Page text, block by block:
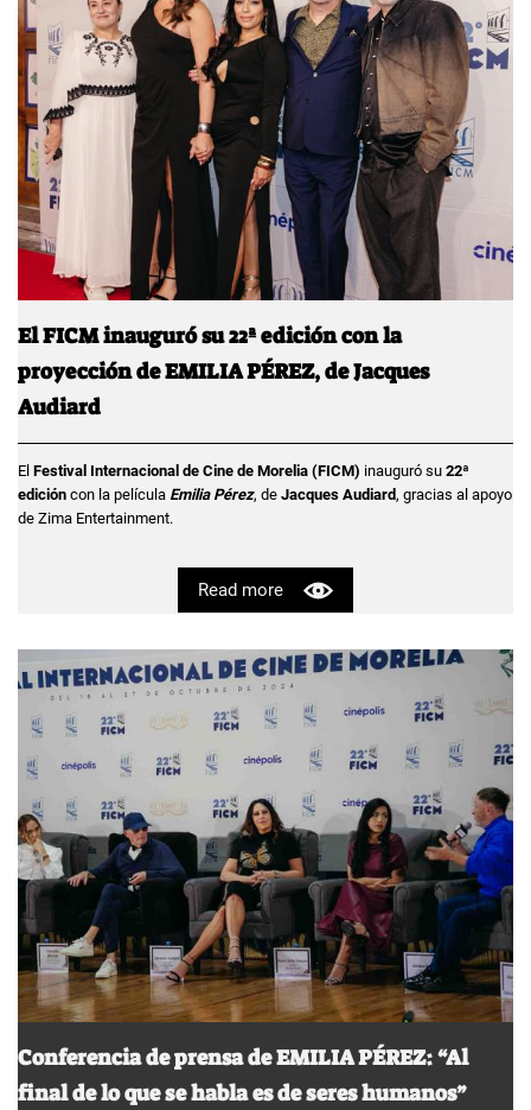
El FICM inauguró su 22ª edición con la
proyección de EMILIA PÉREZ, de Jacques
Audiard
El Festival Internacional de Cine de Morelia (FICM) inauguró su 22ª
edición con la película Emilia Pérez, de Jacques Audiard, gracias al apoyo
de Zima Entertainment.
Read more
Conferencia de prensa de EMILIA PÉREZ: “Al
final de lo que se habla es de seres humanos”